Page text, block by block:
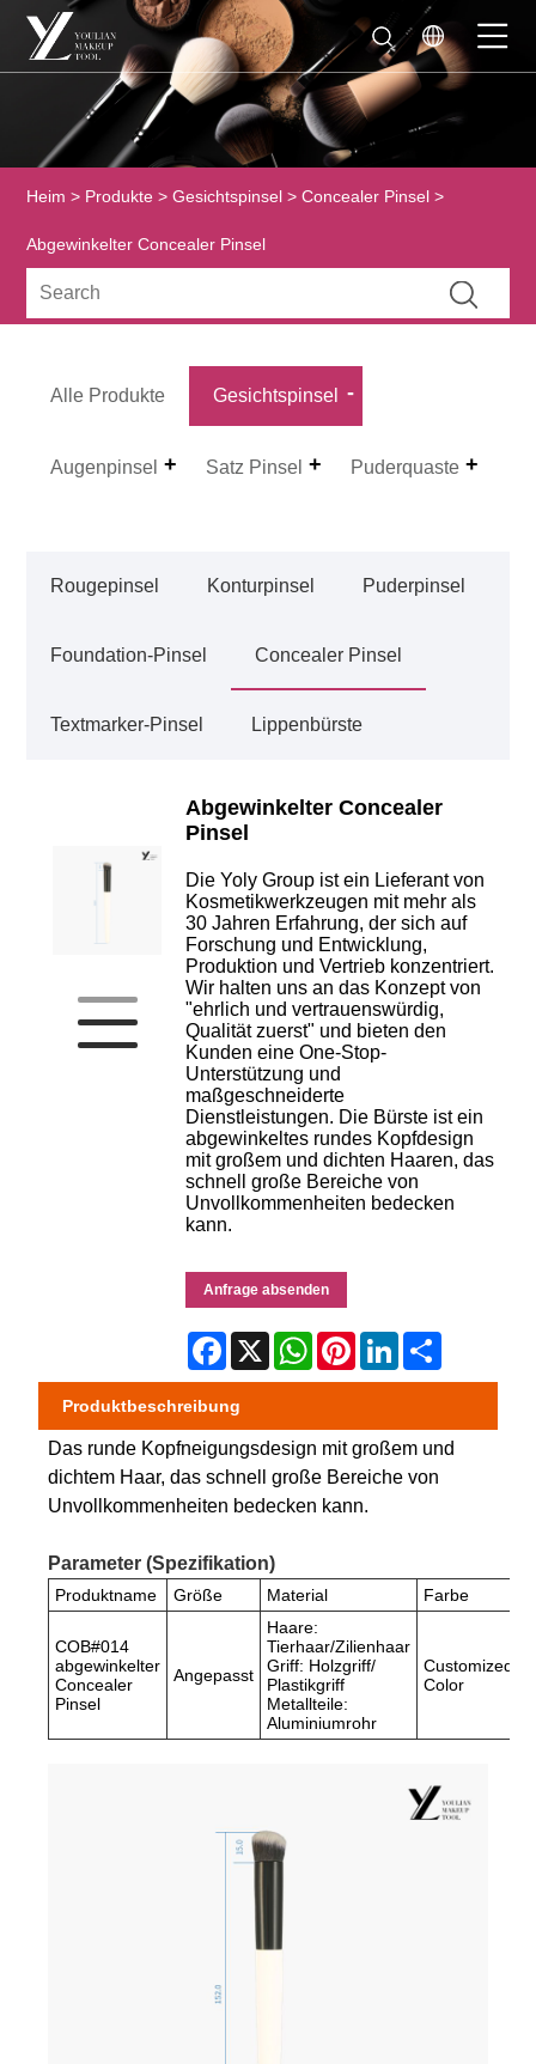
Heim > Produkte >Gesichtspinsel >Concealer Pinsel >
Abgewinkelter Concealer Pinsel
Alle Produkte Gesichtspinsel
Augenpinsel Satz Pinsel Puderquaste
Rougepinsel Konturpinsel Puderpinsel
Foundation-Pinsel Concealer Pinsel
Textmarker-Pinsel Lippenbürste
Abgewinkelter Concealer
Pinsel
Die Yoly Group ist ein Lieferant von
Kosmetikwerkzeugen mit mehr als
30 Jahren Erfahrung, der sich auf
Forschung und Entwicklung,
Produktion und Vertrieb konzentriert.
Wir halten uns an das Konzept von
"ehrlich und vertrauenswürdig,
Qualität zuerst" und bieten den
Kunden eine One-Stop-
Unterstützung und
maßgeschneiderte
Dienstleistungen. Die Bürste ist ein
abgewinkeltes rundes Kopfdesign
mit großem und dichten Haaren, das
schnell große Bereiche von
Unvollkommenheiten bedecken
kann.
Anfrage absenden
Facebook
X WhatsApp
PinterestLinkedIn
Produktbeschreibung
Das runde Kopfneigungsdesign mit großem und
dichtem Haar, das schnell große Bereiche von
Unvollkommenheiten bedecken kann.
Parameter (Spezifikation)
Produktname Größe Material Farbe
COB#014
abgewinkelter
Concealer
Pinsel
Angepasst
Haare:
Tierhaar/Zilienhaar
Griff: Holzgriff/
Plastikgriff
Metallteile:
Aluminiumrohr
Customized
Color